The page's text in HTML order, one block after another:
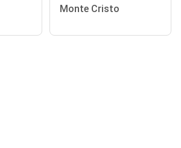
Monte Cristo